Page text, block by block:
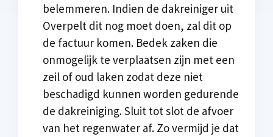
belemmeren. Indien de dakreiniger uit
Overpelt dit nog moet doen, zal dit op
de factuur komen. Bedek zaken die
onmogelijk te verplaatsen zijn met een
zeil of oud laken zodat deze niet
beschadigd kunnen worden gedurende
de dakreiniging. Sluit tot slot de afvoer
van het regenwater af. Zo vermijd je dat